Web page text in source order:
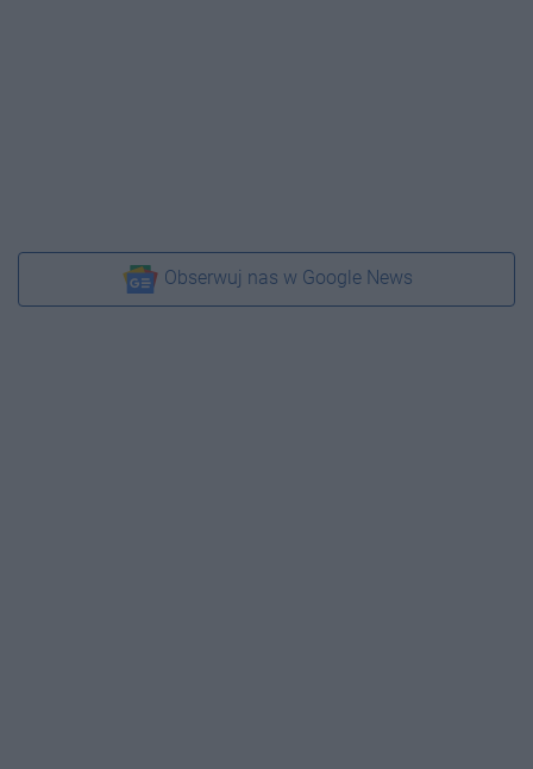
Obserwuj nas w Google News